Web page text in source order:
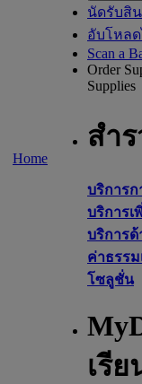
Home
นัดรับสิ
อับโหล
Scan a
Order
Supplies
สำ
บริการก
บริการเ
บริการ
ค่าธรรม
โซลูชั่น
เรี